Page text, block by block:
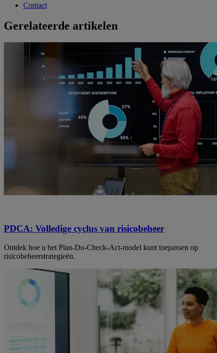
Contact
Gerelateerde artikelen
PDCA: Volledige cyclus van risicobeheer
Ontdek hoe u het Plan-Do-Check-Act-model kunt toepassen op
risicobeheerstrategieën.